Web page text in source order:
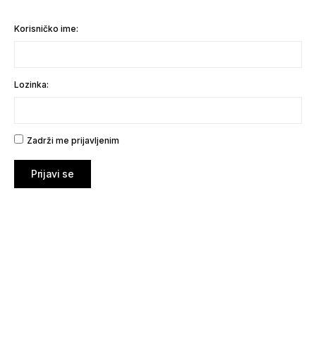
Korisničko ime:
Lozinka:
Zadrži me prijavljenim
Prijavi se